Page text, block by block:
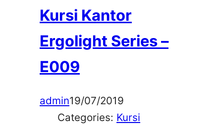
Kursi Kantor
Ergolight Series –
E009
admin19/07/2019
Categories: Kursi